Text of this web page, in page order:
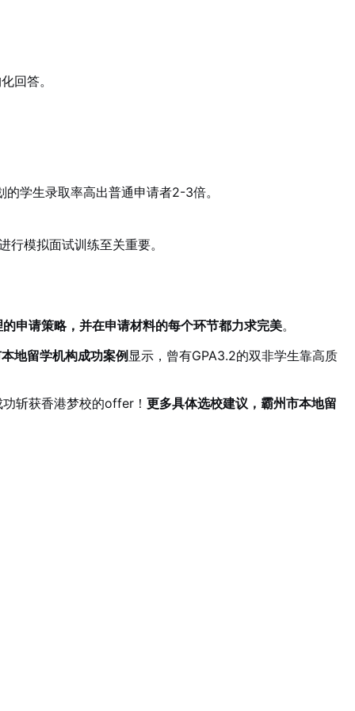
回答。
的学生录取率高出普通申请者2-3倍。
行模拟面试训练至关重要。
申请策略，并在申请材料的每个环节都力求完美。
地留学机构成功案例显示，曾有GPA3.2的双非学生靠高质
斩获香港梦校的offer！ 更多具体选校建议，霸州市本地留